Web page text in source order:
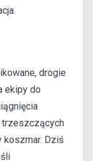
drogie
ekipy do
trzeszczących
koszmar. Dziś